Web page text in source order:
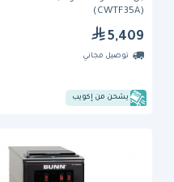
(CWTF35A)
5,409
توصيل مجاني
يشحن من إكويب